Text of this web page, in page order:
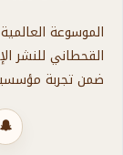
الموسوعة
القحطاني للنشر
ضمن تجربة
سناب شات